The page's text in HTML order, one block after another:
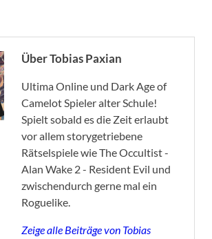
Über Tobias Paxian
Ultima Online und Dark Age of
Camelot Spieler alter Schule!
Spielt sobald es die Zeit erlaubt
vor allem storygetriebene
Rätselspiele wie The Occultist -
Alan Wake 2 - Resident Evil und
zwischendurch gerne mal ein
Roguelike.
Zeige alle Beiträge von Tobias